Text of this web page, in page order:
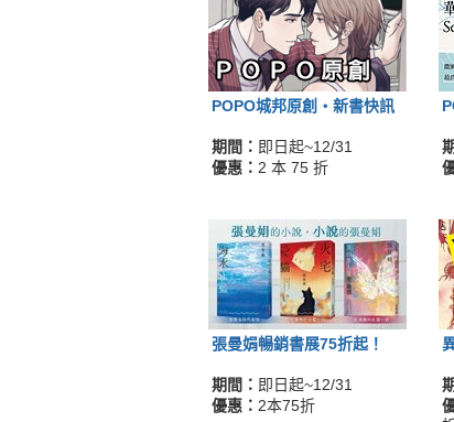
POPO城邦原創‧新書快訊
期間： 即日起~12/31
優惠： 2 本 75 折
張曼娟暢銷書展75折起！
期間： 即日起~12/31
優惠：2本75折